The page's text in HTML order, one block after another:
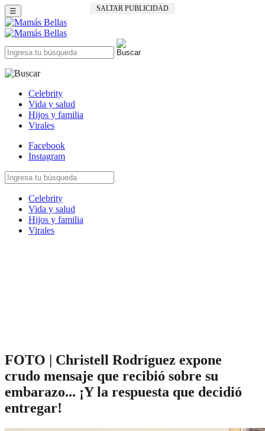
SALTAR PUBLICIDAD
☰
Celebrity
Vida y salud
Hijos y familia
Virales
Facebook
Instagram
Celebrity
Vida y salud
Hijos y familia
Virales
FOTO | Christell Rodríguez expone
crudo mensaje que recibió sobre su
embarazo... ¡Y la respuesta que decidió
entregar!